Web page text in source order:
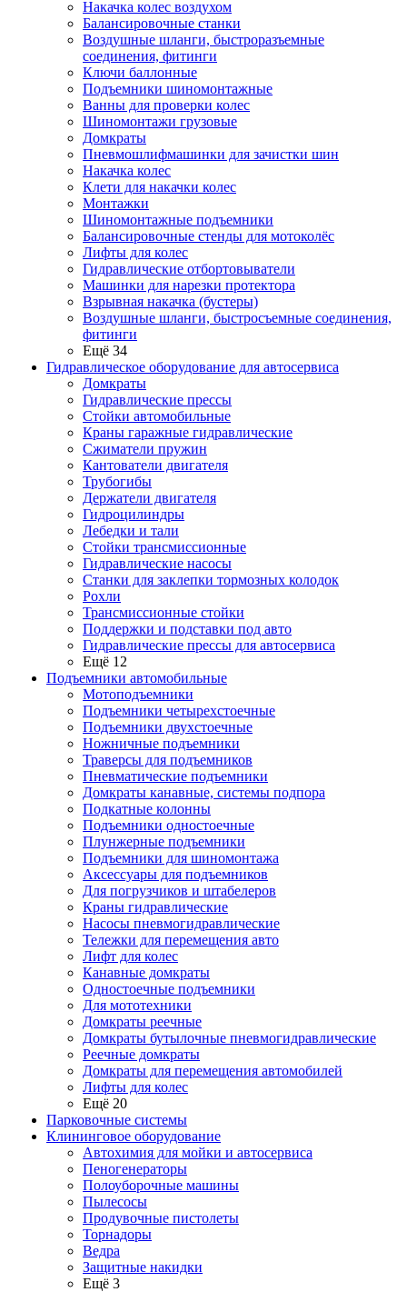
Накачка колес воздухом
Балансировочные станки
Воздушные шланги, быстроразъемные
соединения, фитинги
Ключи баллонные
Подъемники шиномонтажные
Ванны для проверки колес
Шиномонтажи грузовые
Домкраты
Пневмошлифмашинки для зачистки шин
Накачка колес
Клети для накачки колес
Монтажки
Шиномонтажные подъемники
Балансировочные стенды для мотоколёс
Лифты для колес
Гидравлические отбортовыватели
Машинки для нарезки протектора
Взрывная накачка (бустеры)
Воздушные шланги, быстросъемные соединения,
фитинги
Ещё 34
Гидравлическое оборудование для автосервиса
Домкраты
Гидравлические прессы
Стойки автомобильные
Краны гаражные гидравлические
Сжиматели пружин
Кантователи двигателя
Трубогибы
Держатели двигателя
Гидроцилиндры
Лебедки и тали
Стойки трансмиссионные
Гидравлические насосы
Cтанки для заклепки тормозных колодок
Рохли
Трансмиссионные стойки
Поддержки и подставки под авто
Гидравлические прессы для автосервиса
Ещё 12
Подъемники автомобильные
Мотоподъемники
Подъемники четырехстоечные
Подъемники двухстоечные
Ножничные подъемники
Траверсы для подъемников
Пневматические подъемники
Домкраты канавные, системы подпора
Подкатные колонны
Подъемники одностоечные
Плунжерные подъемники
Подъемники для шиномонтажа
Аксессуары для подъемников
Для погрузчиков и штабелеров
Краны гидравлические
Насосы пневмогидравлические
Тележки для перемещения авто
Лифт для колес
Канавные домкраты
Одностоечные подъемники
Для мототехники
Домкраты реечные
Домкраты бутылочные пневмогидравлические
Реечные домкраты
Домкраты для перемещения автомобилей
Лифты для колес
Ещё 20
Парковочные системы
Клининговое оборудование
Автохимия для мойки и автосервиса
Пеногенераторы
Полоуборочные машины
Пылесосы
Продувочные пистолеты
Торнадоры
Ведра
Защитные накидки
Ещё 3